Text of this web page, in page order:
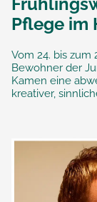
Pflege im
Vom 24. bis
Bewohner der
Kamen eine
kreativer,